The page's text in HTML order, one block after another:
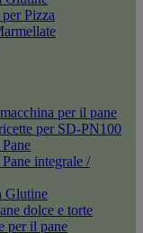
Pizza
per il pane
per SD-PN100
integrale /
Glutine
dolce e torte
per il pane